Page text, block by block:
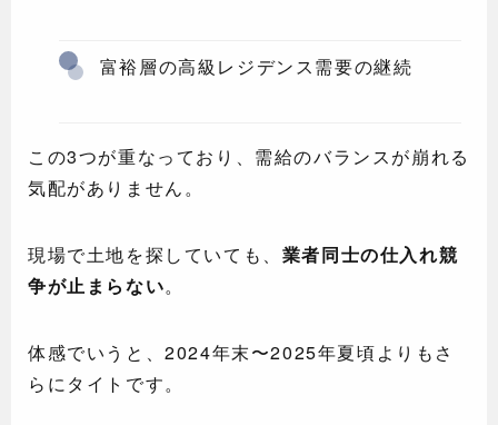
富裕層の高級レジデンス需要の継続
この3つが重なっており、需給のバランスが崩れる
気配がありません。
現場で土地を探していても、 業者同士の仕入れ競
争が止まらない。
体感でいうと、2024年末〜2025年夏頃よりもさ
らにタイトです。